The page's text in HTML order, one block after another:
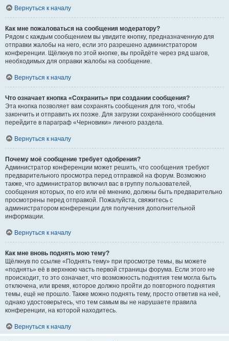
Вернуться к началу
Как мне пожаловаться на сообщения модератору?
Рядом с каждым сообщением вы увидите кнопку, предназначенную для
отправки жалобы на него, если это разрешено администратором
конференции. Щёлкнув по этой кнопке, вы пройдёте через ряд шагов,
необходимых для оправки жалобы на сообщение.
Вернуться к началу
Что означает кнопка «Сохранить» при создании сообщения?
Эта кнопка позволяет вам сохранять сообщения для того, чтобы
закончить и отправить их позже. Для загрузки сохранённого сообщения
перейдите в параграф «Черновики» личного раздела.
Вернуться к началу
Почему моё сообщение требует одобрения?
Администратор конференции может решить, что сообщения требуют
предварительного просмотра перед отправкой на форум. Возможно
также, что администратор включил вас в группу пользователей,
сообщения которых, по его или её мнению, должны быть предварительно
просмотрены перед отправкой. Пожалуйста, свяжитесь с
администратором конференции для получения дополнительной
информации.
Вернуться к началу
Как мне вновь поднять мою тему?
Щёлкнув по ссылке «Поднять тему» при просмотре темы, вы можете
«поднять» её в верхнюю часть первой страницы форума. Если этого не
происходит, то это означает, что возможность поднятия тем могла быть
отключена, или время, которое должно пройти до повторного поднятия
темы, ещё не прошло. Также можно поднять тему, просто ответив на неё,
однако удостоверьтесь, что тем самым вы не нарушаете правила
конференции, на которой находитесь.
Вернуться к началу